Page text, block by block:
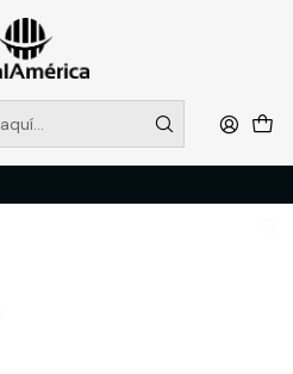
EN TIENDA, DESDE
2237
más
HERRAMIENTAS MANUALES
18 oz (6105990) SMART